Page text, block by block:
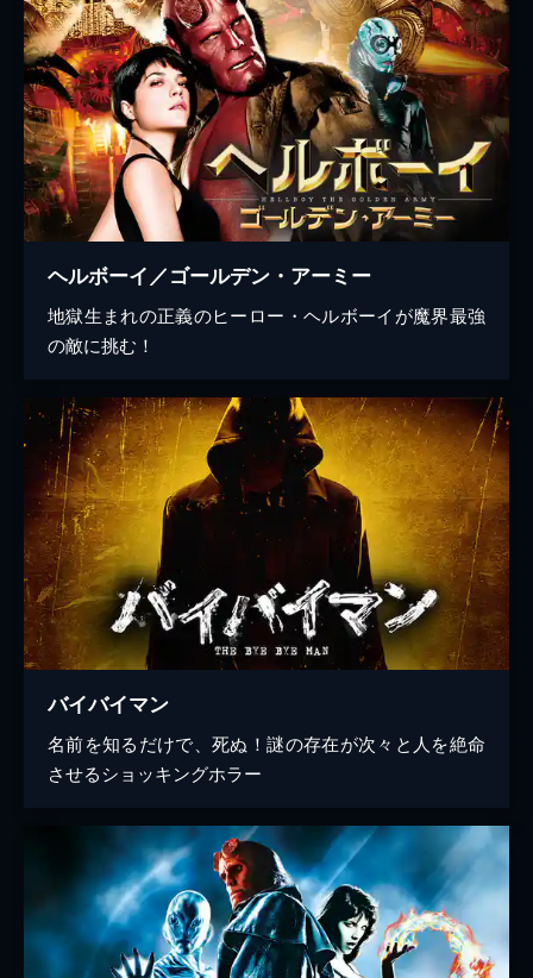
ヘルボーイ／ゴールデン・アーミー
地獄生まれの正義のヒーロー・ヘルボーイが魔界最強
の敵に挑む！
バイバイマン
名前を知るだけで、死ぬ！謎の存在が次々と人を絶命
させるショッキングホラー